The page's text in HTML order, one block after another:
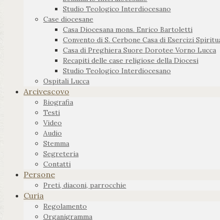
Studio Teologico Interdiocesano
Case diocesane
Casa Diocesana mons. Enrico Bartoletti
Convento di S. Cerbone Casa di Esercizi
Casa di Preghiera Suore Dorotee Vorno Lucca
Recapiti delle case religiose della Diocesi
Studio Teologico Interdiocesano
Ospitali Lucca
Arcivescovo
Biografia
Testi
Video
Audio
Stemma
Segreteria
Contatti
Persone
Preti, diaconi, parrocchie
Curia
Regolamento
Organigramma